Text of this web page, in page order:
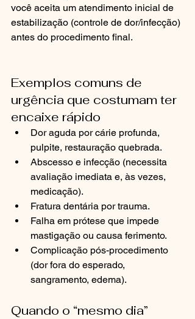
você aceita um atendimento inicial de
estabilização (controle de dor/infecção)
antes do procedimento final.
Exemplos comuns de
urgência que costumam ter
encaixe rápido
Dor aguda por cárie profunda,
pulpite, restauração quebrada.
Abscesso e infecção (necessita
avaliação imediata e, às vezes,
medicação).
Fratura dentária por trauma.
Falha em prótese que impede
mastigação ou causa ferimento.
Complicação pós-procedimento
(dor fora do esperado,
sangramento, edema).
Quando o “mesmo dia”